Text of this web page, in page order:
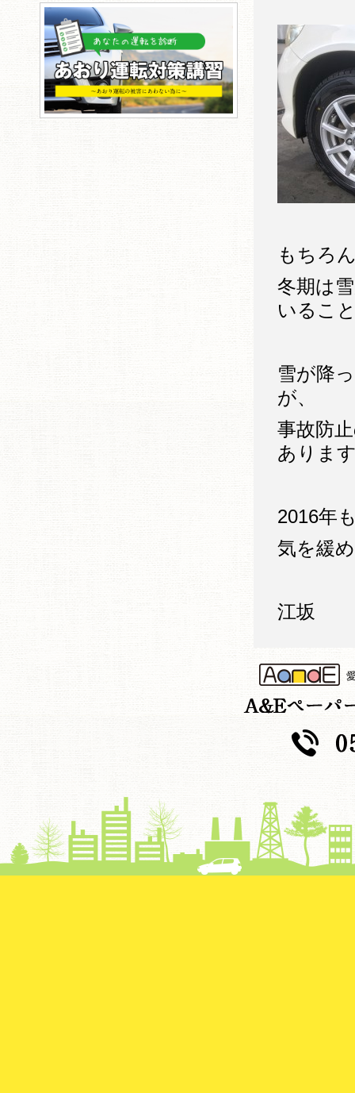
もちろ
冬期は
いるこ
雪が降
が、
事故防
ありま
2016年
気を緩
江坂